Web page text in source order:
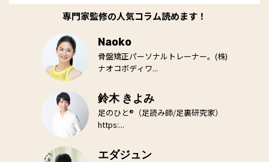
専門家監修の人気コラム読めます！
Naoko
骨盤矯正パーソナルトレーナー。(株)
ナオコボディワ...
鈴木 きよみ
足のひと®（足読み師/足裏研究家）
https:...
エダジュン